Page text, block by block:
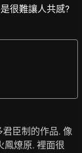
很難讓人共感?
臣制的作品. 像
鳳燎原. 裡面很